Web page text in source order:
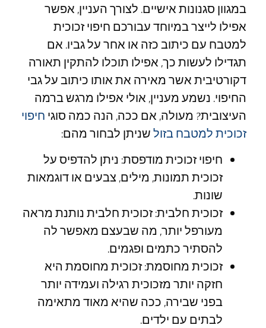
במגוון סגנונות אישיים. לצורך העניין, אפשר
אפילו לייצר במיוחד עבורכם חיפוי זכוכית
למטבח עם כיתוב כזה או אחר על גביו. אם
תגדילו לעשות כך, אפילו תוכלו להתקין תאורה
דקורטיבית אשר מאירה את אותו כיתוב על גבי
החיפוי. נשמע מעניין, אולי אפילו מרגש ברמה
העיצובית? מעולה, אם ככה, הנה כמה סוגי חיפוי
זכוכית למטבח בזול שניתן לבחור מהם:
חיפוי זכוכית מודפסת: ניתן להדפיס על
זכוכית תמונות, מילים, צבעים או דוגמאות
שונות.
זכוכית חלבית: זכוכית חלבית נותנת מראה
מעורפל יותר, מה שבעצם מאפשר לה
להסתיר כתמים ופגמים.
זכוכית מחוסמת: זכוכית מחוסמת היא
חזקה יותר מזכוכית רגילה ועמידה יותר
בפני שבירה, ככה שהיא מאוד מתאימה
לבתים עם ילדים.